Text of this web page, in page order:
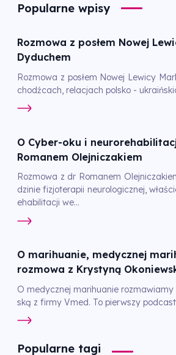
Popularne wpisy
Rozmowa z posłem Nowej
Dyduchem
Rozmowa z posłem Nowej Lewicy
chodźcach, relacjach polsko -
O Cyber-oku i
Romanem Olejniczakiem
Rozmowa z dr Romanem
dzinie fizjoterapii neurologicznej,
ehabilitacji we...
O marihuanie, medycznej
rozmowa z Krystyną
O medycznej marihuanie
ską z firmy Vmed. To pierwszy podcast
Popularne tagi